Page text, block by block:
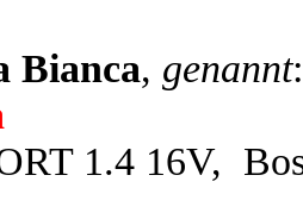
Bianca, genannt
1.4 16V,